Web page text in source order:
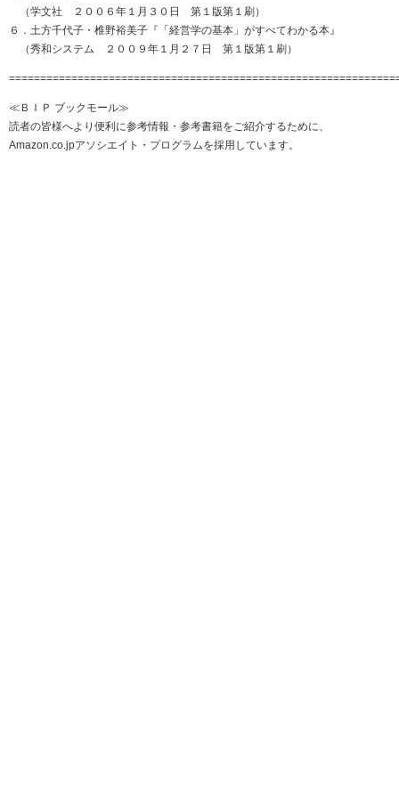
（学文社 ２００６年１月３０日 第１版第１刷）
６．土方千代子・椎野裕美子『「経営学の基本」がすべてわかる本』
（秀和システム ２００９年１月２７日 第１版第１刷）
≪ＢＩＰ ブックモール≫
読者の皆様へより便利に参考情報・参考書籍をご紹介するために、
Amazon.co.jpアソシエイト・プログラムを採用しています。